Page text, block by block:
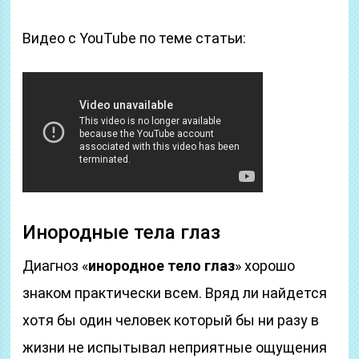
Видео с YouTube по теме статьи:
Инородные тела глаз
Диагноз «инородное тело глаз» хорошо
знаком практически всем. Вряд ли найдется
хотя бы один человек который бы ни разу в
жизни не испытывал неприятные ощущения